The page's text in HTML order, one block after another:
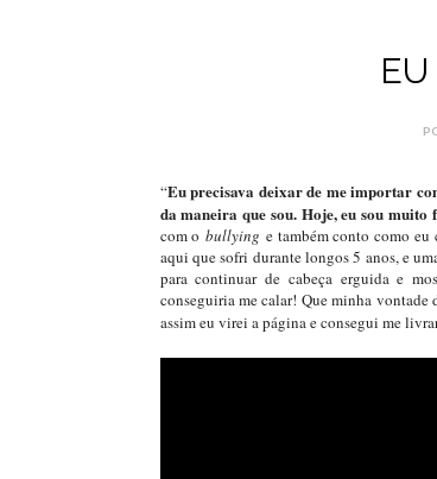
“Eu precisava deixar de me importar
da maneira que sou. Hoje, eu sou muito
com o bullying e também conto como eu
aqui que sofri durante longos 5 anos, e
para continuar de cabeça erguida e
conseguiria me calar! Que minha vontade
assim eu virei a página e consegui me